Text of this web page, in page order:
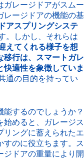
ガレージドアがスムー
レージドアの機能の基
アスプリングシステ
。しかし、それらは
えてくれる様子を想
移行は、スマートガレ
快適性を象徴していま
通の目的を持ってい
するのでしょうか？
始めると、ガレージス
リングに蓄えられたエ
すのに役立ちます。ス
ジドアの重量により開